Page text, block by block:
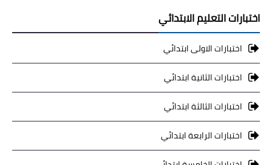
اختبارات التعليم الابتدائي
اختبارات الاولى ابتدائي
اختبارات الثانية ابتدائي
اختبارات الثالثة ابتدائي
اختبارات الرابعة ابتدائي